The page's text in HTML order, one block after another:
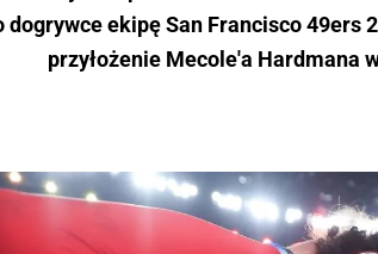
dogrywce ekipę San Francisco 49ers
przyłożenie Mecole'a Hardmana